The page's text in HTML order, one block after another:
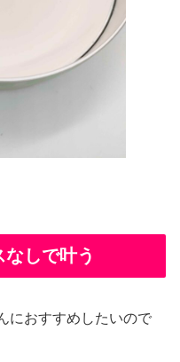
しで叶う
におすすめしたいので